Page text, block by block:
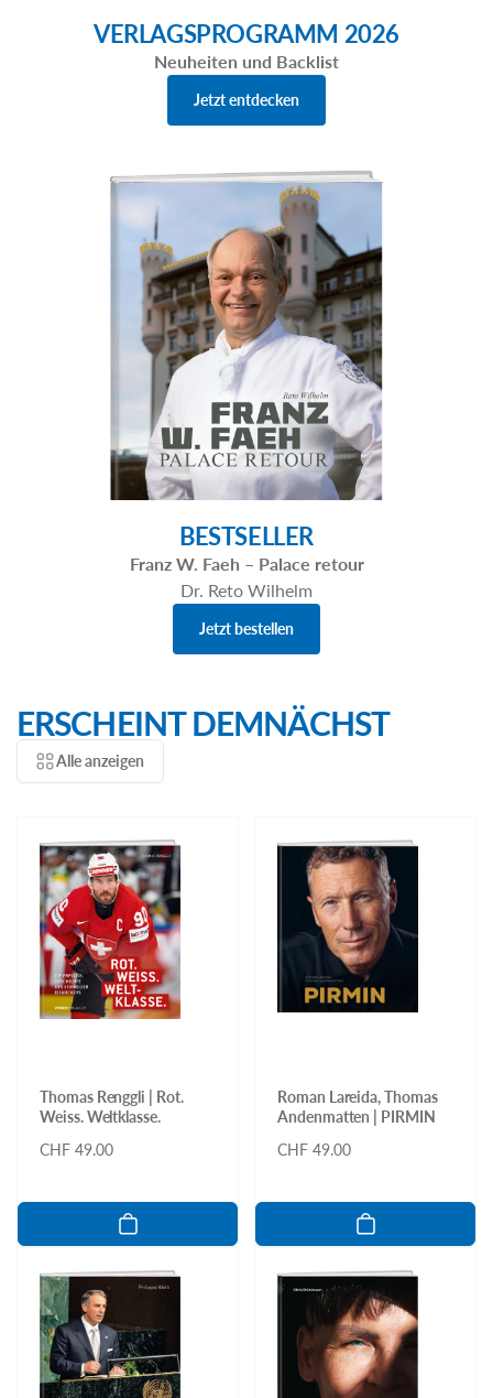
VERLAGSPROGRAMM 2026
Neuheiten und Backlist
Jetzt entdecken
BESTSELLER
Franz W. Faeh – Palace retour
Dr. Reto Wilhelm
Jetzt bestellen
ERSCHEINT DEMNÄCHST
Alle anzeigen
Thomas Renggli | Rot.
Weiss. Weltklasse.
Normaler
CHF 49.00
Roman Lareida, Thomas
Andenmatten | PIRMIN
Normaler
CHF 49.00